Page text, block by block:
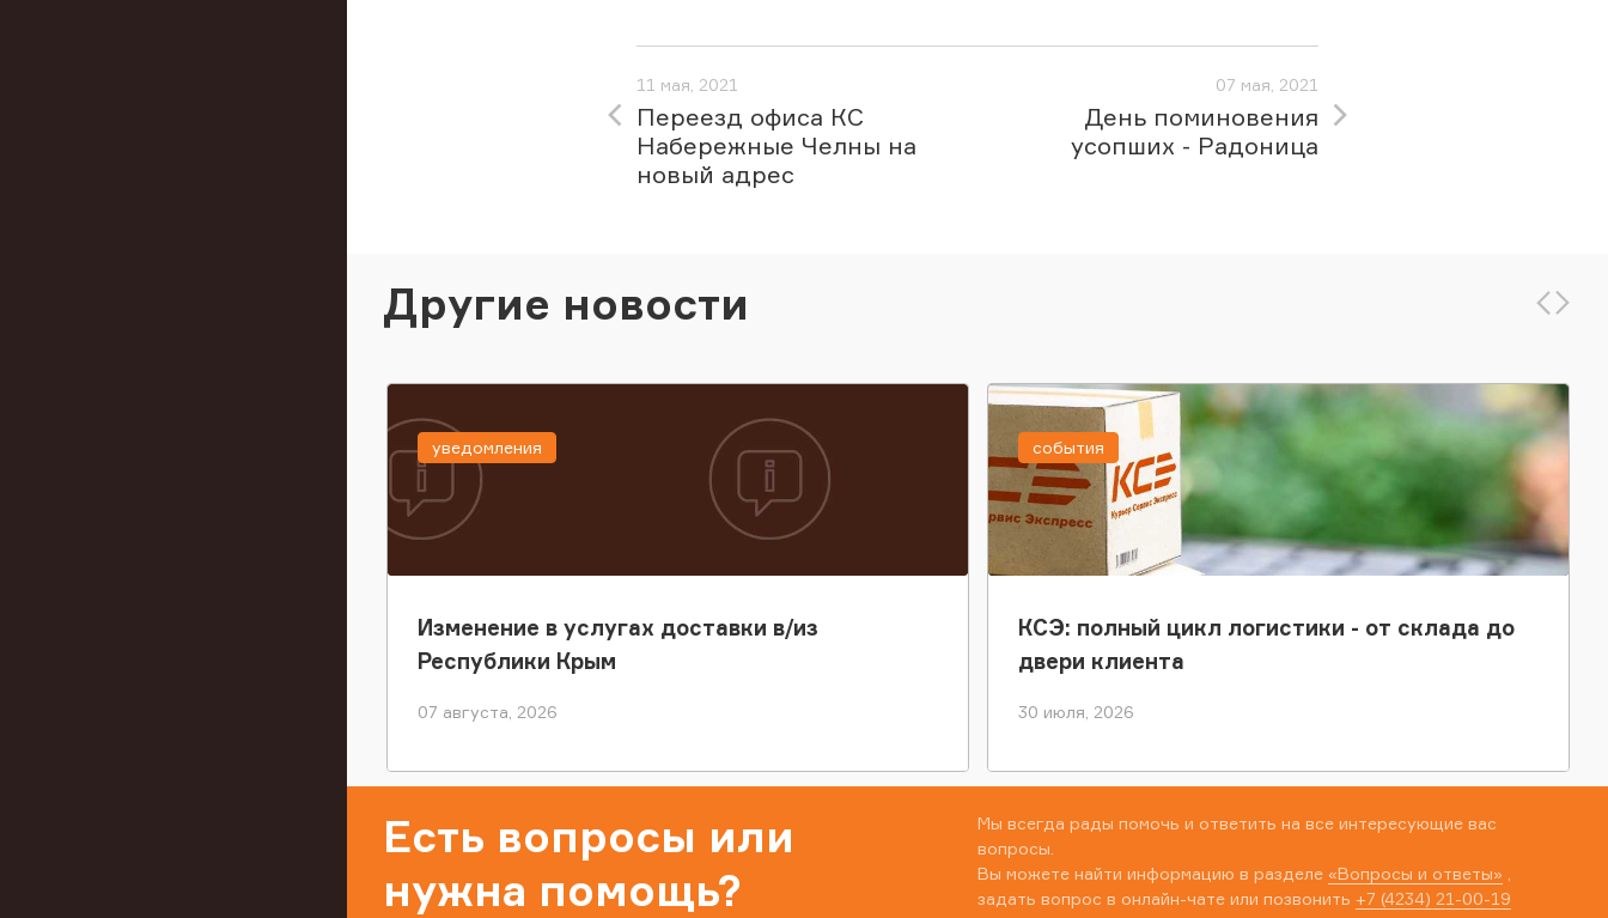
11 мая, 2021
Переезд офиса КС
Набережные Челны на
новый адрес
07 мая, 2021
День поминовения
усопших - Радоница
Другие новости
Изменение в услугах доставки в/из
Республики Крым
07 августа, 2026
уведомления
КСЭ: полный цикл логистики - от склада до
двери клиента
30 июля, 2026
события
Есть вопросы или
нужна помощь?
Мы всегда рады помочь и ответить на все интересующие вас
вопросы.
Вы можете найти информацию в разделе «Вопросы и ответы»
задать вопрос в онлайн-чате или позвонить +7 (4234) 21-00-19